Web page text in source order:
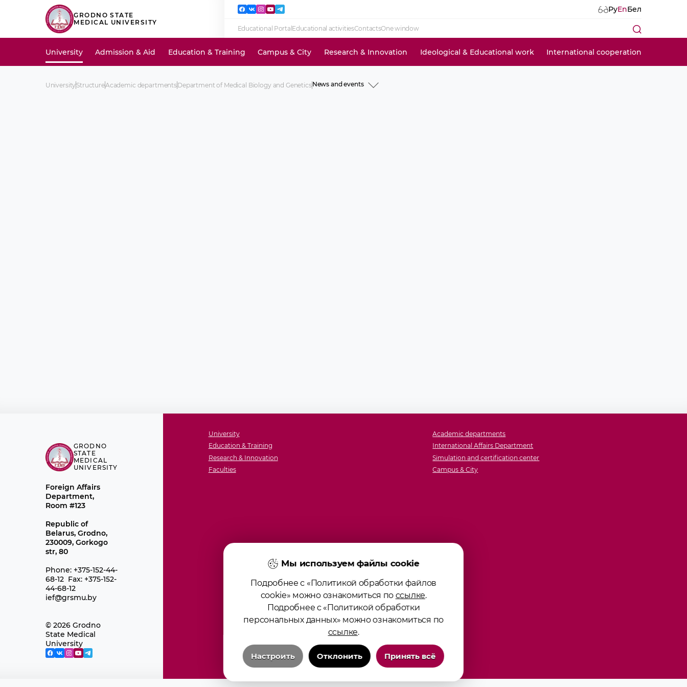
GRODNO STATE
MEDICAL UNIVERSITY
РуEnБел
Educational Portal Educational activitiesContactsOne window
University Admission & Aid Education & Training Campus & City Research & Innovation Ideological & Educational work International cooperation
UniversityStructureAcademic departmentsDepartment of Medical Biology and GeneticsNews and events
GRODNO
STATE
MEDICAL
UNIVERSITY
Foreign Affairs
Department,
Room #123
Republic of
Belarus, Grodno,
230009, Gorkogo
str, 80
Phone: +375-152-44-
68-12 Fax: +375-152-
44-68-12
ief@grsmu.by
© 2026 Grodno
State Medical
University
University
Education & Training
Research & Innovation
Faculties
Academic departments
International Affairs Department
Simulation and certification center
Campus & City
Мы используем файлы cookie
Подробнее с «Политикой обработки файлов
cookie» можно ознакомиться по ссылке.
Подробнее с «Политикой обработки
персональных данных» можно ознакомиться по
ссылке.
Настроить Отклонить Принять всё